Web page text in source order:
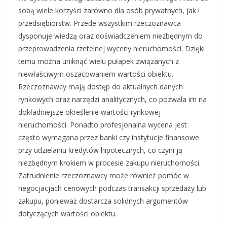
sobą wiele korzyści zarówno dla osób prywatnych, jak i
przedsiębiorstw. Przede wszystkim rzeczoznawca
dysponuje wiedzą oraz doświadczeniem niezbędnym do
przeprowadzenia rzetelnej wyceny nieruchomości. Dzięki
temu można uniknąć wielu pułapek związanych z
niewłaściwym oszacowaniem wartości obiektu.
Rzeczoznawcy mają dostęp do aktualnych danych
rynkowych oraz narzędzi analitycznych, co pozwala im na
dokładniejsze określenie wartości rynkowej
nieruchomości. Ponadto profesjonalna wycena jest
często wymagana przez banki czy instytucje finansowe
przy udzielaniu kredytów hipotecznych, co czyni ją
niezbędnym krokiem w procesie zakupu nieruchomości.
Zatrudnienie rzeczoznawcy może również pomóc w
negocjacjach cenowych podczas transakcji sprzedaży lub
zakupu, ponieważ dostarcza solidnych argumentów
dotyczących wartości obiektu.